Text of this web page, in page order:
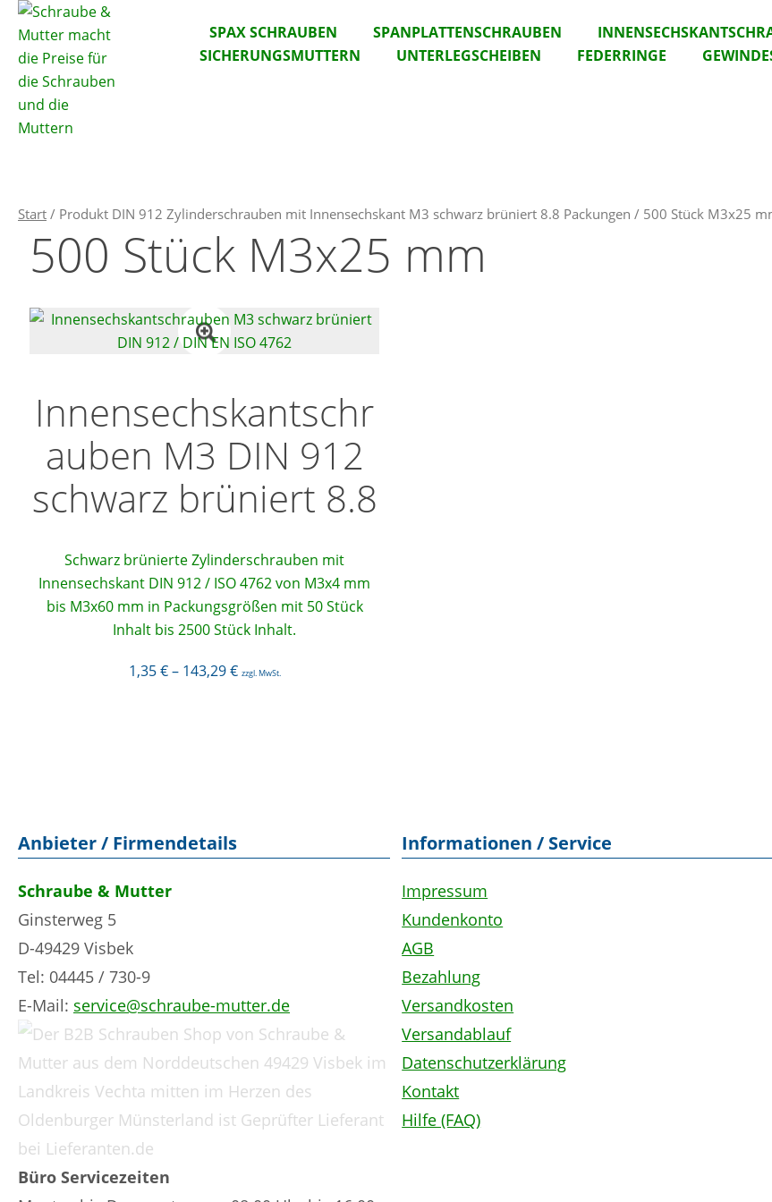
SPAX SCHRAUBEN SPANPLATTENSCHRAUBEN
SICHERUNGSMUTTERN
UNTERLEGSCHEIBEN FEDERRINGE
Start / Produkt DIN 912 Zylinderschrauben mit Innensechskant M3 schwarz brüniert 8.8 Packungen / 500 Stück M3x25
500 Stück M3x25 mm
Innensechskantschr
auben M3 DIN 912
schwarz brüniert 8.8
Schwarz brünierte Zylinderschrauben mit
Innensechskant DIN 912 / ISO 4762 von M3x4 mm
bis M3x60 mm in Packungsgrößen mit 50 Stück
Inhalt bis 2500 Stück Inhalt.
1,35€– 143,29€ zzgl. MwSt.
Anbieter / Firmendetails
Schraube & Mutter
Ginsterweg 5
D-49429 Visbek
Tel: 04445 / 730-9
E-Mail: service@schraube-mutter.de
Büro Servicezeiten
Informationen / Service
Impressum
Kundenkonto
AGB
Bezahlung
Versandkosten
Versandablauf
Datenschutzerklärung
Kontakt
Hilfe (FAQ)